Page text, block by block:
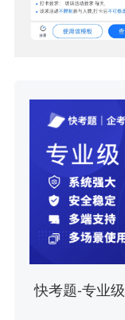
快考题-专业